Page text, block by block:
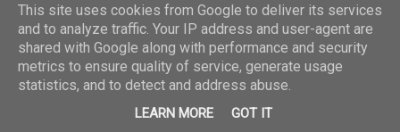
Använder Blogger
This site uses cookies from Google to deliver its services
and to analyze traffic. Your IP address and user-agent are
shared with Google along with performance and security
metrics to ensure quality of service, generate usage
statistics, and to detect and address abuse.
LEARN MORE GOT IT